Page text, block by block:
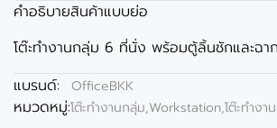
คำอธิบายสินค้าแบบย่อ
โต๊ะทำงานกลุ่ม 6 ที่นั่ง พร้อมตู้ลิ้นชักและฉา
แบรนด์:
OfficeBKK
หมวดหมู่:โต๊ะทำงานกลุ่ม,Workstation,โต๊ะทำง